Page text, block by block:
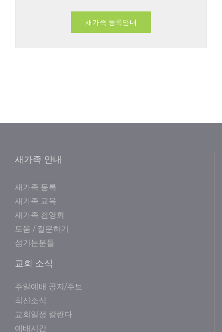
새가족 등록안내
새가족 안내
새가족 등록
새가족 교육
새가족 환영회
도움 / 질문하기
섬기는분들
교회 소식
주일예배 공지/주보
최신소식
교회일정 칼란다
예배시간